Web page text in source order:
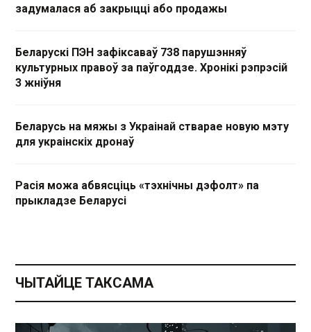
задумалася аб закрыцці або продажы
Беларускі ПЭН зафіксаваў 738 парушэнняў
культурных правоў за паўгоддзе. Хронікі рэпрэсій
3 жніўня
Беларусь на мяжы з Украінай стварае новую мэту
для украінскіх дронаў
Расія можа абвясціць «тэхнічны дэфолт» па
прыкладзе Беларусі
ЧЫТАЙЦЕ ТАКСАМА